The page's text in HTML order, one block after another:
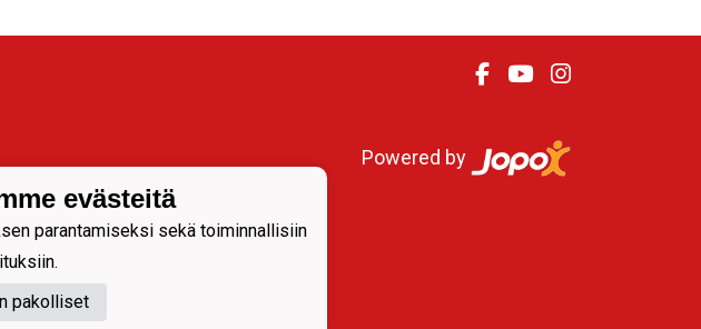
Powered by
evästeitä
parantamiseksi sekä toiminnallisiin
pakolliset